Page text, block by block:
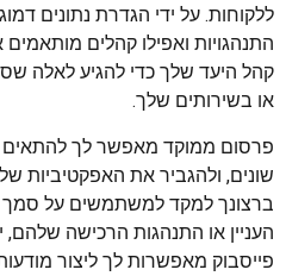
ללקוחות. על ידי הגדרת נתונים
התנהגויות ואפילו קהלים
קהל היעד שלך כדי להגיע לאלה
או בשירותים שלך.
פרסום ממוקד מאפשר לך
שונים, ולהגביר את האפקטיביות
ברצונך למקד למשתמשים על סמך
העניין או התנהגות הרכישה שלהם,
פייסבוק מאפשרות לך ליצור